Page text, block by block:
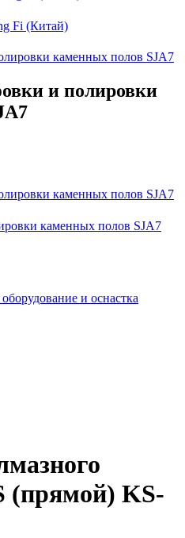
Fi (Китай)
и полировки
каменных полов SJA7
и оснастка
(прямой) KS-